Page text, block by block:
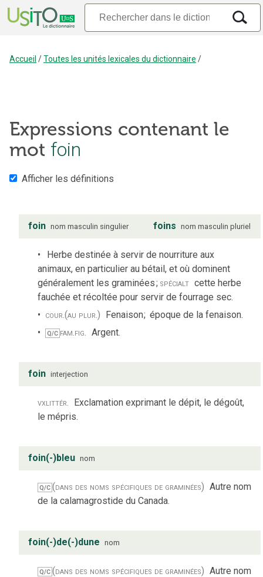
Accueil /Toutes les unités lexicales du dictionnaire /
Expressions contenant le
mot foin
Afficher les définitions
foin nom masculin singulier foins nom masculin pluriel
Herbe destinée à servir de nourriture aux
animaux, en particulier au bétail, et où dominent
généralement les graminées; spécialt cette herbe
fauchée et récoltée pour servir de fourrage sec.
cour.(au plur.) Fenaison; époque de la fenaison.
Q/C fam.fig. Argent.
foin interjection
vxlittér. Exclamation exprimant le dépit, le dégoût,
le mépris.
foin(-)bleu nom
Q/C (dans des noms spécifiques de graminées) Autre nom
de la calamagrostide du Canada.
foin(-)de(-)dune nom
Q/C (dans des noms spécifiques de graminées) Autre nom